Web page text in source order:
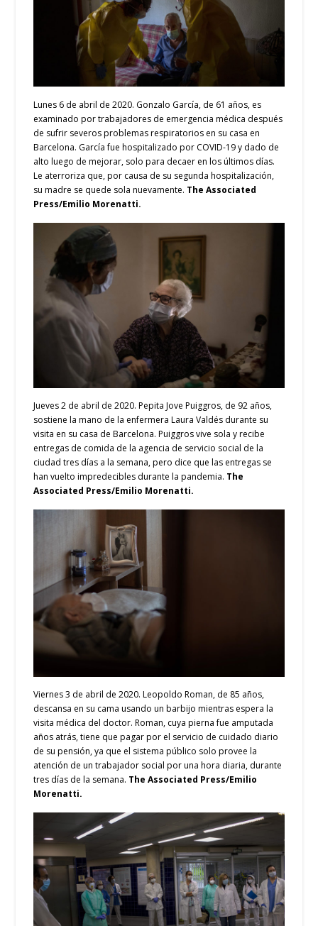
Lunes 6 de abril de 2020. Gonzalo García, de 61 años, es
examinado por trabajadores de emergencia médica después
de sufrir severos problemas respiratorios en su casa en
Barcelona. García fue hospitalizado por COVID-19 y dado de
alto luego de mejorar, solo para decaer en los últimos días.
Le aterroriza que, por causa de su segunda hospitalización,
su madre se quede sola nuevamente. The Associated
Press/Emilio Morenatti.
Jueves 2 de abril de 2020. Pepita Jove Puiggros, de 92 años,
sostiene la mano de la enfermera Laura Valdés durante su
visita en su casa de Barcelona. Puiggros vive sola y recibe
entregas de comida de la agencia de servicio social de la
ciudad tres días a la semana, pero dice que las entregas se
han vuelto impredecibles durante la pandemia. The
Associated Press/Emilio Morenatti.
Viernes 3 de abril de 2020. Leopoldo Roman, de 85 años,
descansa en su cama usando un barbijo mientras espera la
visita médica del doctor. Roman, cuya pierna fue amputada
años atrás, tiene que pagar por el servicio de cuidado diario
de su pensión, ya que el sistema público solo provee la
atención de un trabajador social por una hora diaria, durante
tres días de la semana. The Associated Press/Emilio
Morenatti.